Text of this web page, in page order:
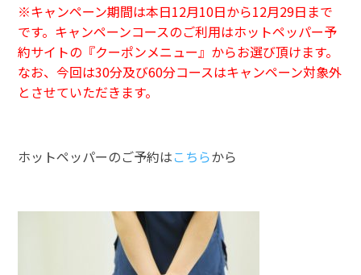
※キャンペーン期間は本日12月10日から12月29日まで
です。キャンペーンコースのご利用はホットペッパー予
約サイトの『クーポンメニュー』からお選び頂けます。
なお、今回は30分及び60分コースはキャンペーン対象外
とさせていただきます。
ホットペッパーのご予約はこちらから